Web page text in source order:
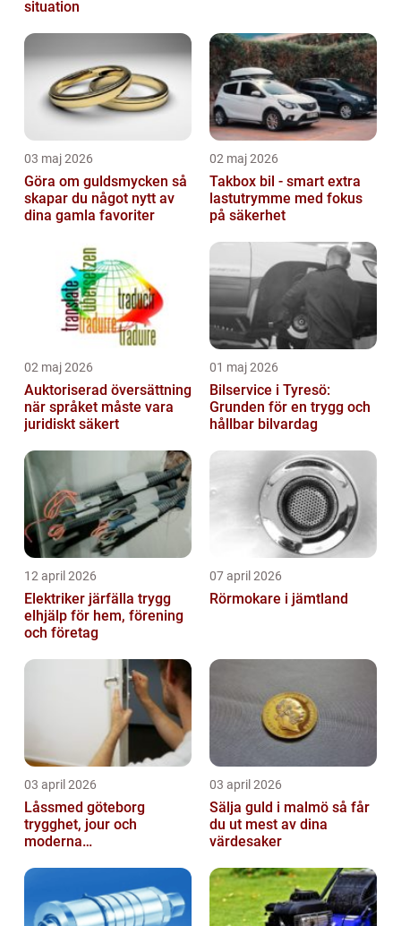
situation
03 maj 2026
Göra om guldsmycken så
skapar du något nytt av
dina gamla favoriter
02 maj 2026
Takbox bil - smart extra
lastutrymme med fokus
på säkerhet
02 maj 2026
Auktoriserad översättning
när språket måste vara
juridiskt säkert
01 maj 2026
Bilservice i Tyresö:
Grunden för en trygg och
hållbar bilvardag
12 april 2026
Elektriker järfälla trygg
elhjälp för hem, förening
och företag
07 april 2026
Rörmokare i jämtland
03 april 2026
Låssmed göteborg
trygghet, jour och
moderna
03 april 2026
Sälja guld i malmö så får
du ut mest av dina
värdesaker